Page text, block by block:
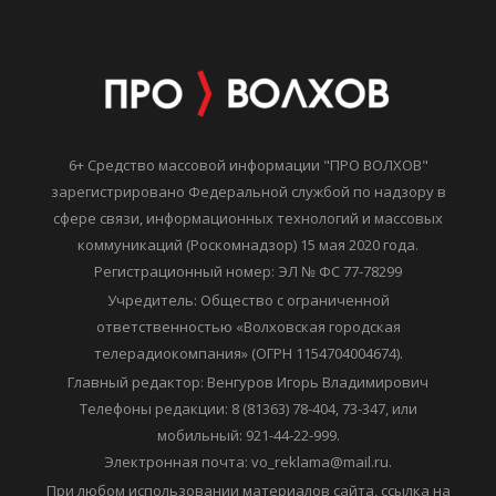
6+ Средство массовой информации "ПРО ВОЛХОВ"
зарегистрировано Федеральной службой по надзору в
сфере связи, информационных технологий и массовых
коммуникаций (Роскомнадзор) 15 мая 2020 года.
Регистрационный номер: ЭЛ № ФС 77-78299
Учредитель: Общество с ограниченной
ответственностью «Волховская городская
телерадиокомпания» (ОГРН 1154704004674).
Главный редактор: Венгуров Игорь Владимирович
Телефоны редакции: 8 (81363) 78-404, 73-347, или
мобильный: 921-44-22-999.
Электронная почта: vo_reklama@mail.ru.
При любом использовании материалов сайта, ссылка на